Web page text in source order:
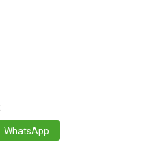
WhatsApp